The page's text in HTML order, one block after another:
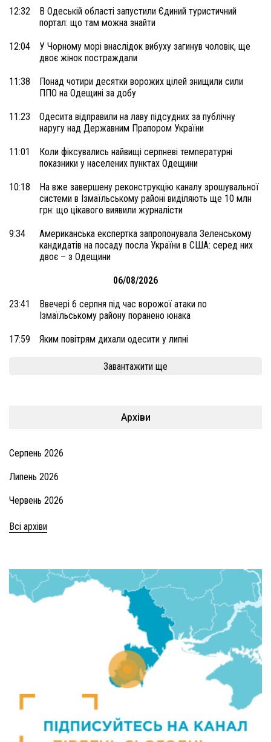
12:32
В Одеській області запустили Єдиний туристичний
портал: що там можна знайти
12:04
У Чорному морі внаслідок вибуху загинув чоловік, ще
двоє жінок постраждали
11:38
Понад чотири десятки ворожих цілей знищили сили
ППО на Одещині за добу
11:23
Одесита відправили на лаву підсудних за публічну
наругу над Державним Прапором України
11:01
Коли фіксувались найвищі серпневі температурні
показники у населених пунктах Одещини
10:18
На вже завершену реконструкцію каналу зрошувальної
системи в Ізмаїльському районі виділяють ще 10 млн
грн: що цікавого виявили журналісти
9:34
Американська експертка запропонувала Зеленському
кандидатів на посаду посла України в США: серед них
двоє – з Одещини
06/08/2026
23:41
Ввечері 6 серпня під час ворожої атаки по
Ізмаїльському району поранено юнака
17:59 Яким повітрям дихали одесити у липні
Завантажити ще
Архіви
Серпень 2026
Липень 2026
Червень 2026
Всі архіви